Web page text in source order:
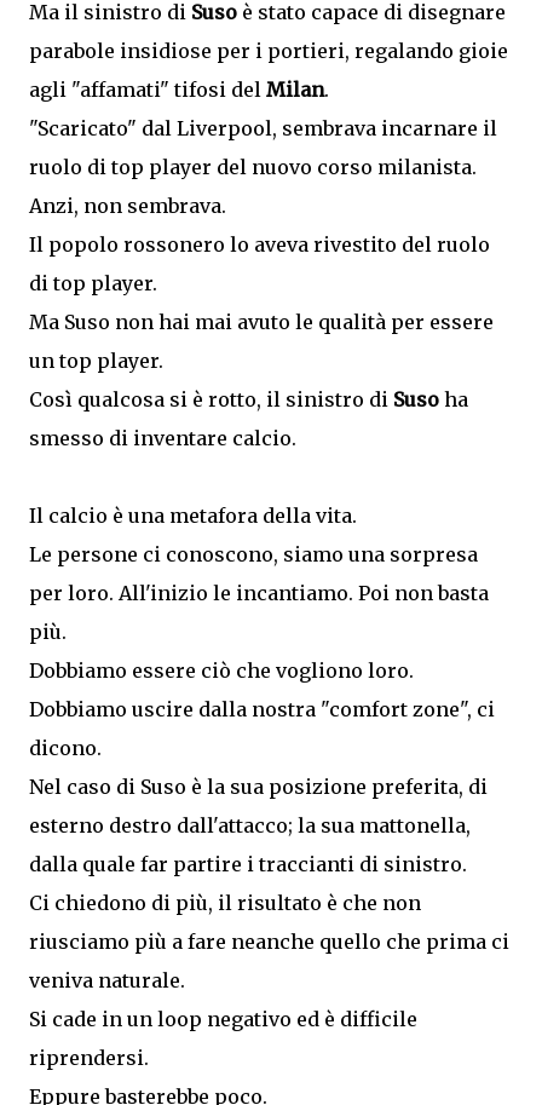
Ma il sinistro di Suso è stato capace di disegnare
parabole insidiose per i portieri, regalando gioie
agli "affamati" tifosi del Milan.
"Scaricato" dal Liverpool, sembrava incarnare il
ruolo di top player del nuovo corso milanista.
Anzi, non sembrava.
Il popolo rossonero lo aveva rivestito del ruolo
di top player.
Ma Suso non hai mai avuto le qualità per essere
un top player.
Così qualcosa si è rotto, il sinistro di Suso ha
smesso di inventare calcio.
Il calcio è una metafora della vita.
Le persone ci conoscono, siamo una sorpresa
per loro. All'inizio le incantiamo. Poi non basta
più.
Dobbiamo essere ciò che vogliono loro.
Dobbiamo uscire dalla nostra "comfort zone", ci
dicono.
Nel caso di Suso è la sua posizione preferita, di
esterno destro dall'attacco; la sua mattonella,
dalla quale far partire i traccianti di sinistro.
Ci chiedono di più, il risultato è che non
riusciamo più a fare neanche quello che prima ci
veniva naturale.
Si cade in un loop negativo ed è difficile
riprendersi.
Eppure basterebbe poco.